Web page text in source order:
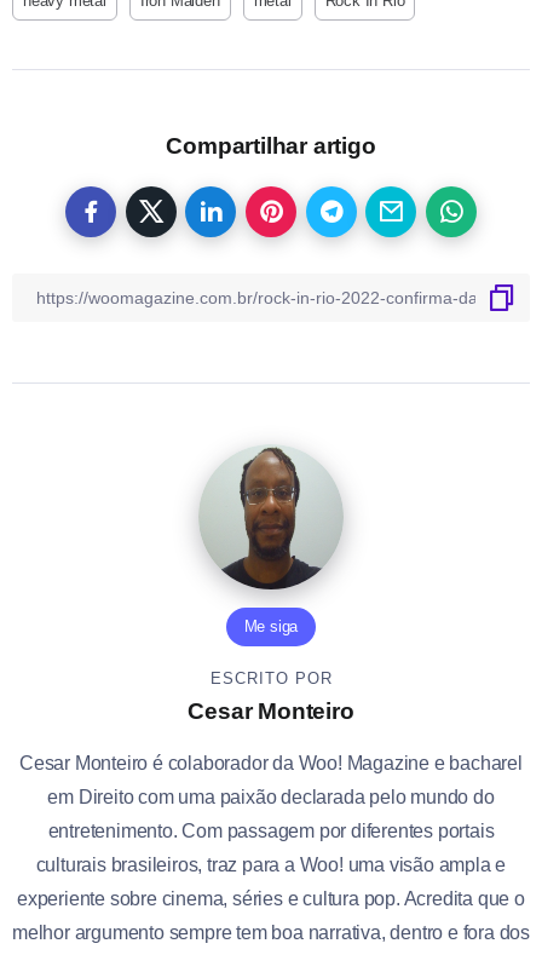
Compartilhar artigo
Me siga
ESCRITO POR
Cesar Monteiro
Cesar Monteiro é colaborador da Woo! Magazine e bacharel
em Direito com uma paixão declarada pelo mundo do
entretenimento. Com passagem por diferentes portais
culturais brasileiros, traz para a Woo! uma visão ampla e
experiente sobre cinema, séries e cultura pop. Acredita que o
melhor argumento sempre tem boa narrativa, dentro e fora dos